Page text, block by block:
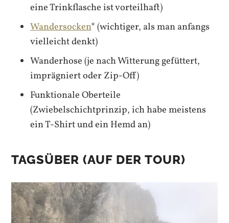
eine Trinkflasche ist vorteilhaft)
Wandersocken* (wichtiger, als man anfangs
vielleicht denkt)
Wanderhose (je nach Witterung gefüttert,
imprägniert oder Zip-Off)
Funktionale Oberteile
(Zwiebelschichtprinzip, ich habe meistens
ein T-Shirt und ein Hemd an)
TAGSÜBER (AUF DER TOUR)